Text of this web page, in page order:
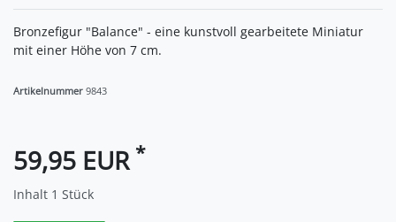
Bronzefigur "Balance" - eine kunstvoll gearbeitete Miniatur
mit einer Höhe von 7 cm.
Artikelnummer 9843
59,95 EUR *
Inhalt 1 Stück